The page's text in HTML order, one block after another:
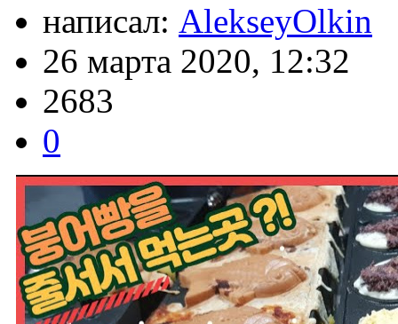
написал: AlekseyOlkin
26 марта 2020, 12:32
2683
0